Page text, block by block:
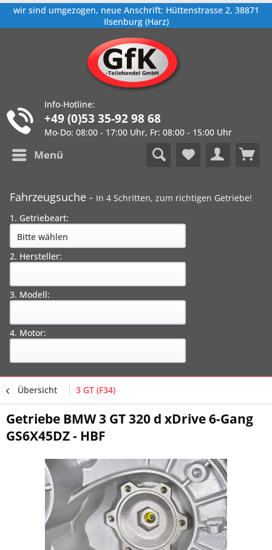
wir sind umgezogen, neue Anschrift: Hüttenstrasse 2, 38871
Ilsenburg (Harz)
Info-Hotline:
+49 (0)53 35-92 98 68
Mo-Do: 08:00 - 17:00 Uhr, Fr: 08:00 - 15:00 Uhr
Menü
Fahrzeugsuche - In 4 Schritten, zum richtigen Getriebe!
1. Getriebeart:
2. Hersteller:
3. Modell:
4. Motor:
Übersicht 3 GT (F34)
Getriebe BMW 3 GT 320 d xDrive 6-Gang
GS6X45DZ - HBF